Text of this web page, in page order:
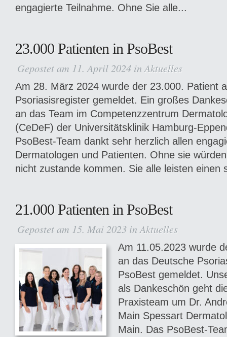
engagierte Teilnahme. Ohne Sie alle...
23.000 Patienten in PsoBest
Gepostet am 11. April 2024 in Aktuelles
Am 28. März 2024 wurde der 23.000. Patient
Psoriasisregister gemeldet. Ein großes
an das Team im Competenzzentrum
(CeDeF) der Universitätsklinik Hamburg-
PsoBest-Team dankt sehr herzlich allen
Dermatologen und Patienten. Ohne sie
nicht zustande kommen. Sie alle leisten einen
21.000 Patienten in PsoBest
Gepostet am 15. Mai 2023 in Aktuelles
Am 11.05.2023 wurde
an das Deutsche
PsoBest gemeldet.
als Dankeschön geht
Praxisteam um Dr.
Main Spessart
Main. Das PsoBest-